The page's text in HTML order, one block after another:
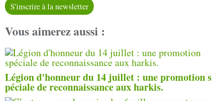
S'inscrire à la newsletter
Vous aimerez aussi :
Légion d'honneur du 14 juillet : une promotion s
péciale de reconnaissance aux harkis.